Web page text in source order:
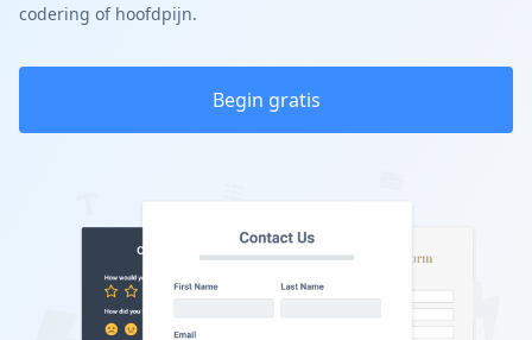
codering of hoofdpijn.
Begin gratis